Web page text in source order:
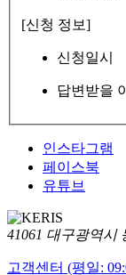
[신청 정보]
신청일시
답변받을
인스타그램
페이스북
유튜브
41061 대구광역시
고객센터 (평일: